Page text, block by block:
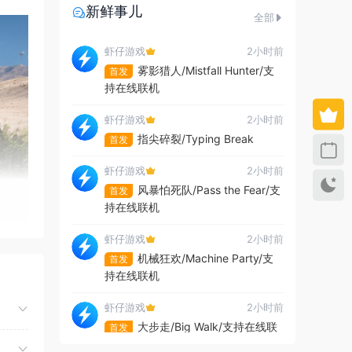
新鲜事儿 全部
虾仔游戏 2小时前
首发
雾影猎人/Mistfall Hunter/支
持在线联机
虾仔游戏 2小时前
首发 指尖碎裂/Typing Break
虾仔游戏 2小时前
首发
风暴怕死队/Pass the Fear/支
持在线联机
虾仔游戏 2小时前
首发
机械狂欢/Machine Party/支
持在线联机
虾仔游戏 2小时前
首发
大步走/Big Walk/支持在线联